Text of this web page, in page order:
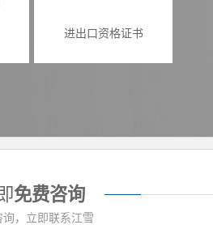
进出口资格证书
免费咨询
询，立即联系江雪